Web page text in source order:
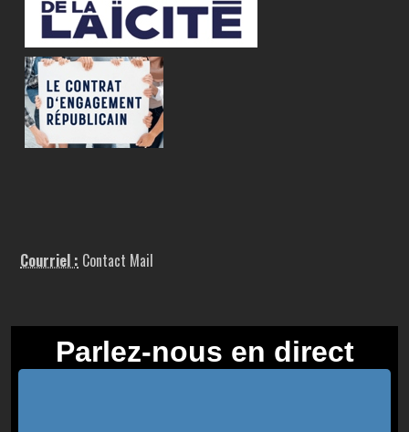
Courriel : Contact Mail